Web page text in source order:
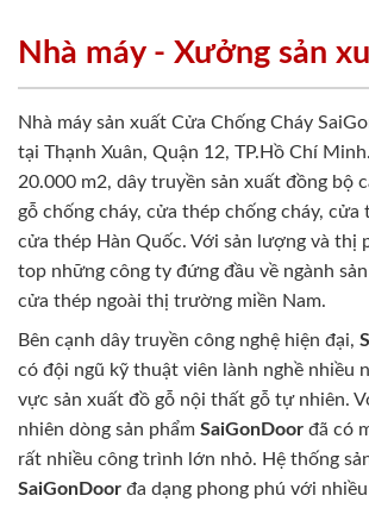
Nhà máy - Xưởng sản
Nhà máy sản xuất Cửa Chống Cháy
tại Thạnh Xuân, Quận 12, TP.Hồ Chí
20.000 m2, dây truyền sản xuất đồng bộ
gỗ chống cháy, cửa thép chống cháy, cửa
cửa thép Hàn Quốc. Với sản lượng và thị
top những công ty đứng đầu về ngành
cửa thép ngoài thị trường miền Nam.
Bên cạnh dây truyền công nghệ hiện đại,
có đội ngũ kỹ thuật viên lành nghề nhiều
vực sản xuất đồ gỗ nội thất gỗ tự nhiên.
nhiên dòng sản phẩm SaiGonDoor đã có
rất nhiều công trình lớn nhỏ. Hệ thống
SaiGonDoor đa dạng phong phú với